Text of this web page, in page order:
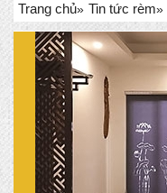
Trang chủ» Tin tức rèm»